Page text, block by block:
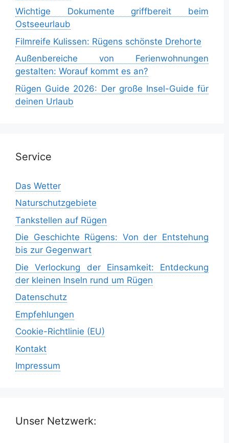
Wichtige Dokumente griffbereit beim
Ostseeurlaub
Filmreife Kulissen: Rügens schönste Drehorte
Außenbereiche von Ferienwohnungen
gestalten: Worauf kommt es an?
Rügen Guide 2026: Der große Insel-Guide für
deinen Urlaub
Service
Das Wetter
Naturschutzgebiete
Tankstellen auf Rügen
Die Geschichte Rügens: Von der Entstehung
bis zur Gegenwart
Die Verlockung der Einsamkeit: Entdeckung
der kleinen Inseln rund um Rügen
Datenschutz
Empfehlungen
Cookie-Richtlinie (EU)
Kontakt
Impressum
Unser Netzwerk: